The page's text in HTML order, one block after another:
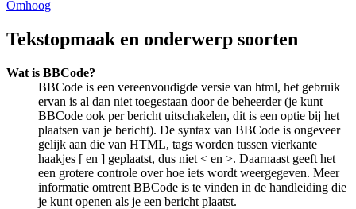
Omhoog
Tekstopmaak en onderwerp soorten
Wat is BBCode?
BBCode is een vereenvoudigde versie van html, het gebruik
ervan is al dan niet toegestaan door de beheerder (je kunt
BBCode ook per bericht uitschakelen, dit is een optie bij het
plaatsen van je bericht). De syntax van BBCode is ongeveer
gelijk aan die van HTML, tags worden tussen vierkante
haakjes [ en ] geplaatst, dus niet < en >. Daarnaast geeft het
een grotere controle over hoe iets wordt weergegeven. Meer
informatie omtrent BBCode is te vinden in de handleiding die
je kunt openen als je een bericht plaatst.